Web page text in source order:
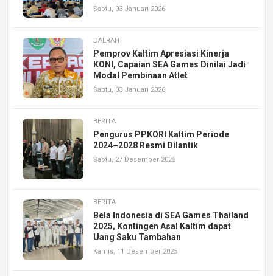
Sabtu, 03 Januari 2026
DAERAH
Pemprov Kaltim Apresiasi Kinerja
KONI, Capaian SEA Games Dinilai Jadi
Modal Pembinaan Atlet
Sabtu, 03 Januari 2026
BERITA
Pengurus PPKORI Kaltim Periode
2024–2028 Resmi Dilantik
Sabtu, 27 Desember 2025
BERITA
Bela Indonesia di SEA Games Thailand
2025, Kontingen Asal Kaltim dapat
Uang Saku Tambahan
Kamis, 11 Desember 2025